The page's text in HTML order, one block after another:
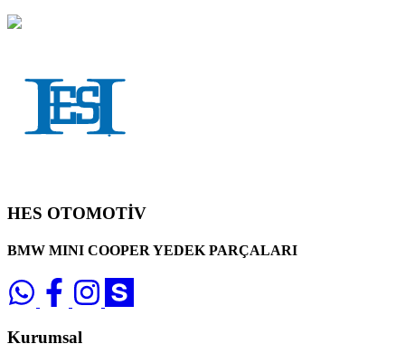
HES OTOMOTİV
BMW MINI COOPER YEDEK PARÇALARI
Kurumsal